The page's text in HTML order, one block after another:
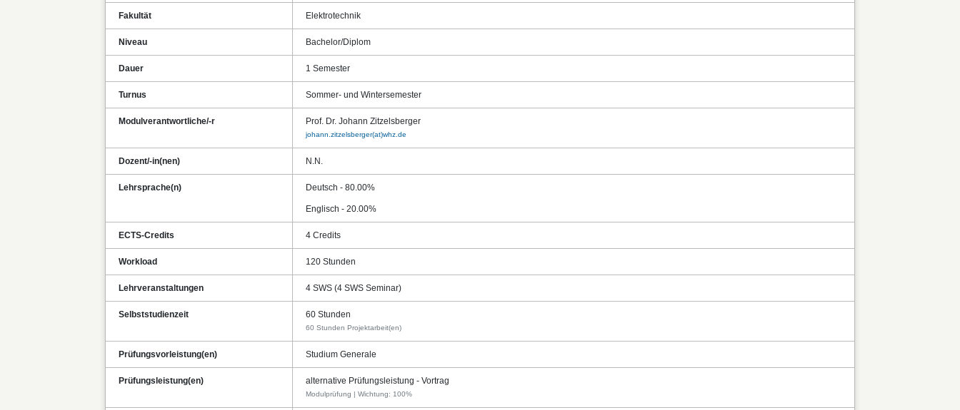
Fakultät Elektrotechnik
Niveau Bachelor/Diplom
Dauer 1 Semester
Turnus Sommer- und Wintersemester
Modulverantwortliche/-r Prof. Dr. Johann Zitzelsberger
johann.zitzelsberger(at)whz.de
Dozent/-in(nen) N.N.
Lehrsprache(n) Deutsch - 80.00%
Englisch - 20.00%
ECTS-Credits 4 Credits
Workload 120 Stunden
Lehrveranstaltungen 4 SWS (4 SWS Seminar)
Selbststudienzeit 60 Stunden
60 Stunden Projektarbeit(en)
Prüfungsvorleistung(en) Studium Generale
Prüfungsleistung(en) alternative Prüfungsleistung - Vortrag
Modulprüfung | Wichtung: 100%